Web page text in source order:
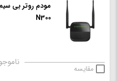
N300
مقایسه